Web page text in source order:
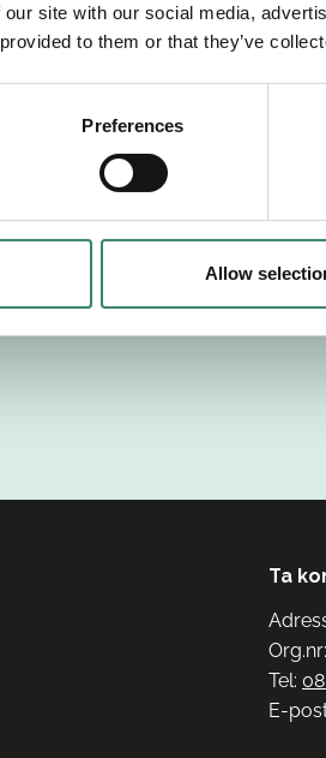
site with our social media,
to them or that they’ve
Preferences
Allow
Tillbaka till
Ta
Tel:
E-